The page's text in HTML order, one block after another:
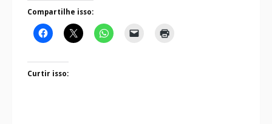
Compartilhe isso:
Curtir isso: